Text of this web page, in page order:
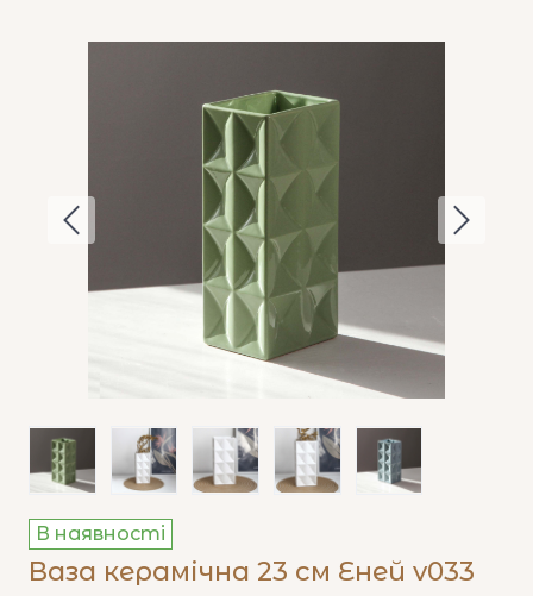
В наявності
Ваза керамічна 23 см Еней v033